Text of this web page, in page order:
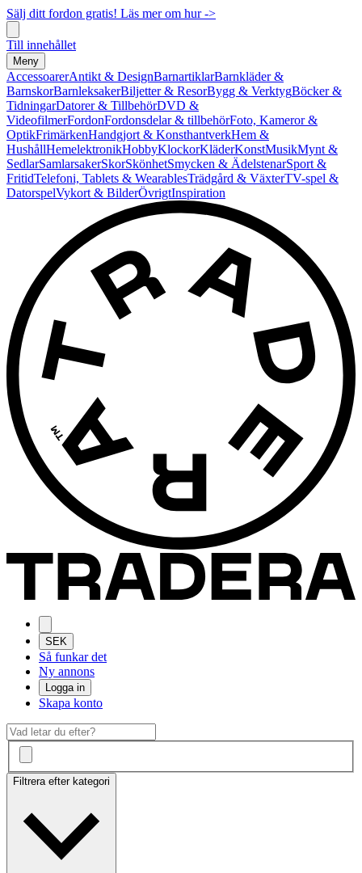
Sälj ditt fordon gratis! Läs mer om hur ->
Till innehållet
Meny
AccessoarerAntikt & DesignBarnartiklarBarnkläder &
BarnskorBarnleksakerBiljetter & ResorBygg & VerktygBöcker &
TidningarDatorer & TillbehörDVD &
VideofilmerFordonFordonsdelar & tillbehörFoto, Kameror &
OptikFrimärkenHandgjort & KonsthantverkHem &
HushållHemelektronikHobbyKlockorKläderKonstMusikMynt &
SedlarSamlarsakerSkorSkönhetSmycken & ÄdelstenarSport &
FritidTelefoni, Tablets & WearablesTrädgård & VäxterTV-spel &
DatorspelVykort & BilderÖvrigtInspiration
SEK
Så funkar det
Ny annons
Logga in
Skapa konto
Filtrera efter kategori